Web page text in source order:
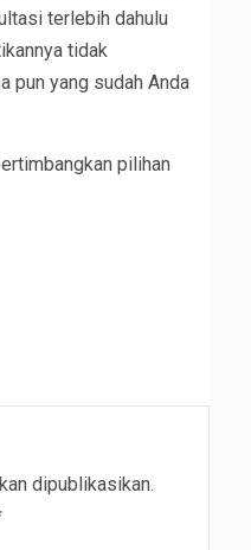
terlebih dahulu
tidak
pun yang sudah Anda
pilihan
dipublikasikan.